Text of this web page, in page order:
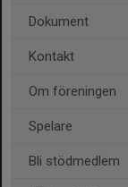
Dokument
Kontakt
Om föreningen
Spelare
Bli stödmedlem